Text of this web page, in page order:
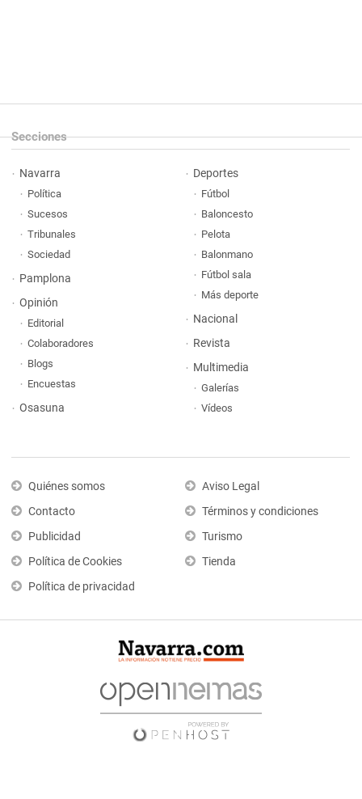
Secciones
Navarra
Política
Sucesos
Tribunales
Sociedad
Pamplona
Opinión
Editorial
Colaboradores
Blogs
Encuestas
Osasuna
Deportes
Fútbol
Baloncesto
Pelota
Balonmano
Fútbol sala
Más deporte
Nacional
Revista
Multimedia
Galerías
Vídeos
Quiénes somos
Contacto
Publicidad
Política de Cookies
Política de privacidad
Aviso Legal
Términos y condiciones
Turismo
Tienda